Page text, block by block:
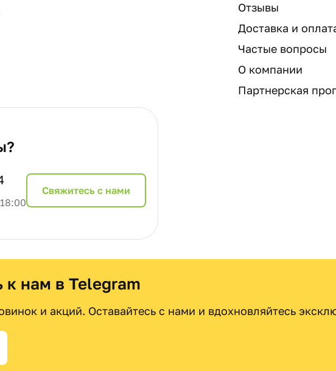
Отзывы
Доставка и
Частые вопросы
О компании
Партнерская
Cвяжитесь с нами
к нам в Telegram
и акций. Оставайтесь с нами и вдохновляйтесь